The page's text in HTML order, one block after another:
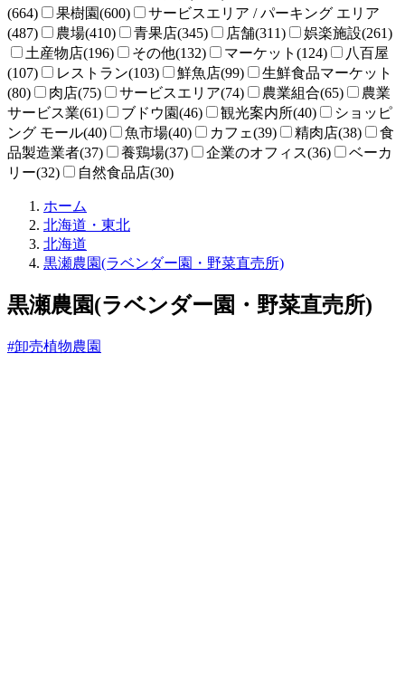
(664)
果樹園(600)
サービスエリア / パーキング エリア
(487)
農場(410) 青果店(345) 店舗(311)
娯楽施設(261)
土産物店(196)
その他(132) マーケット(124)
八百屋
(107)
レストラン(103) 鮮魚店(99)
生鮮食品マーケット
(80)
肉店(75) サービスエリア(74) 農業組合(65)
農業
サービス業(61)
ブドウ園(46) 観光案内所(40)
ショッピ
ング モール(40)
魚市場(40) カフェ(39) 精肉店(38)
食
品製造業者(37)
養鶏場(37) 企業のオフィス(36)
ベーカ
リー(32)
自然食品店(30)
ホーム
売
ね
と
北海道・東北
北海道
黒瀬農園(ラベンダー園・野菜直売所)
黒瀬農園(ラベンダー園・野菜直売所)
#卸売植物農園